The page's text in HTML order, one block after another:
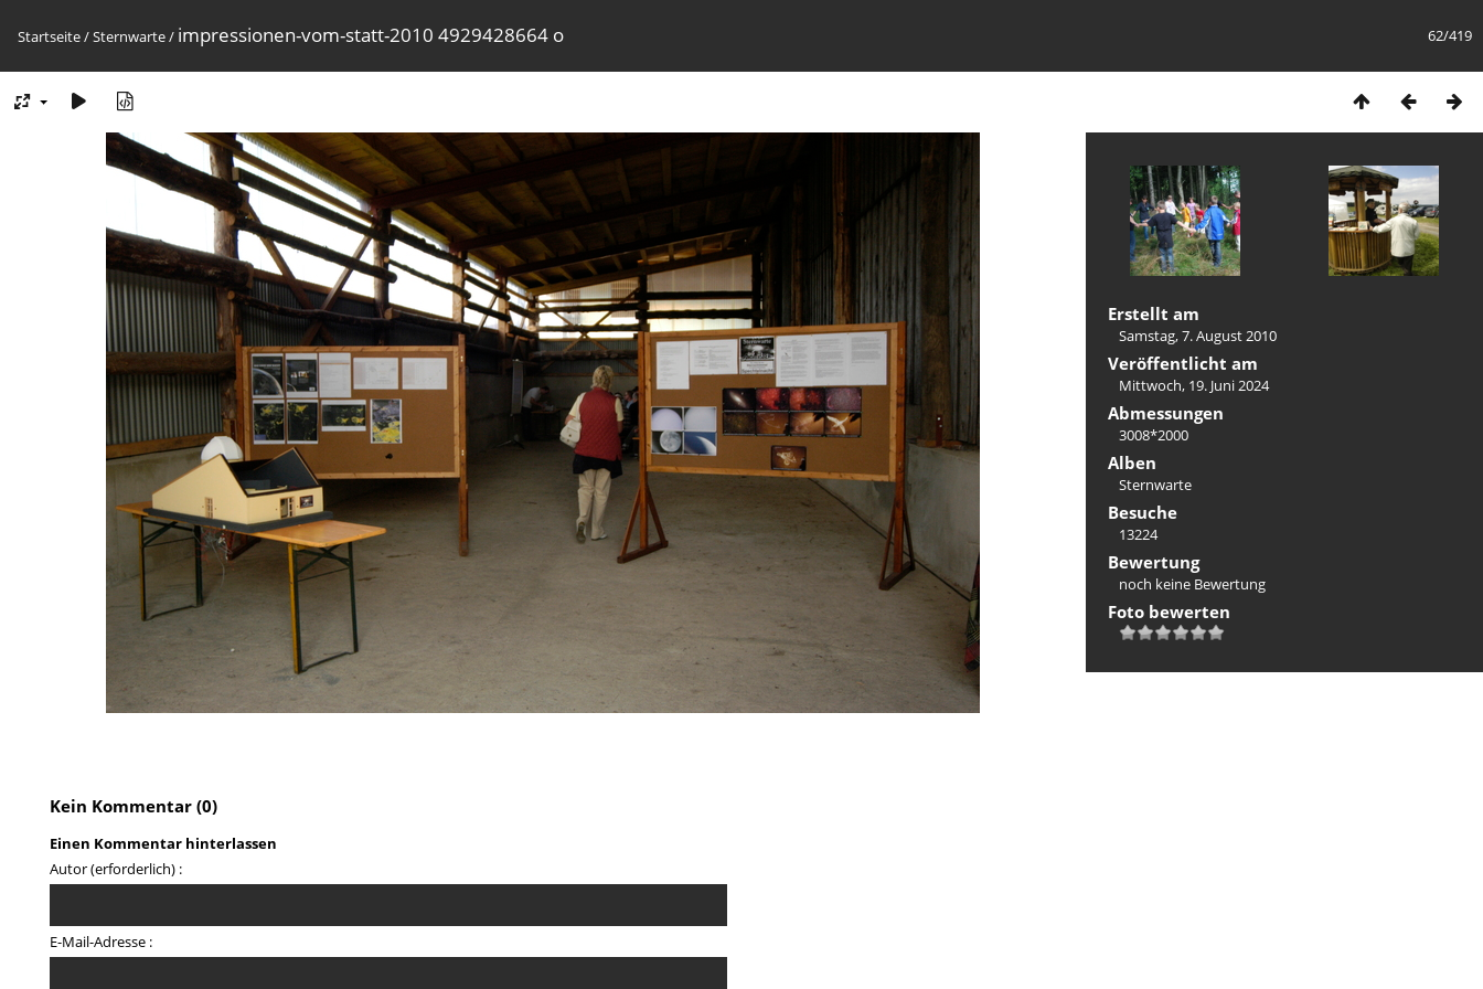
62/419
Startseite/Sternwarte/ impressionen-vom-statt-2010 4929428664 o
Erstellt am
Samstag, 7. August 2010
Veröffentlicht am
Mittwoch, 19. Juni 2024
Abmessungen
3008*2000
Alben
Sternwarte
Besuche
13224
Bewertung
noch keine Bewertung
Foto bewerten
Kein Kommentar (0)
Einen Kommentar hinterlassen
Autor (erforderlich) :
E-Mail-Adresse :